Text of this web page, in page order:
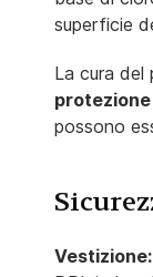
superficie
La cura del
possono
Vestizione: